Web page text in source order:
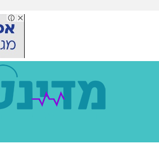
anywhere